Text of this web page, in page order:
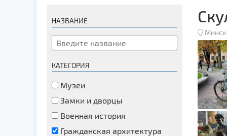
НАЗВАНИЕ
КАТЕГОРИЯ
Музеи
Замки и дворцы
Военная история
Гражданская архитектура